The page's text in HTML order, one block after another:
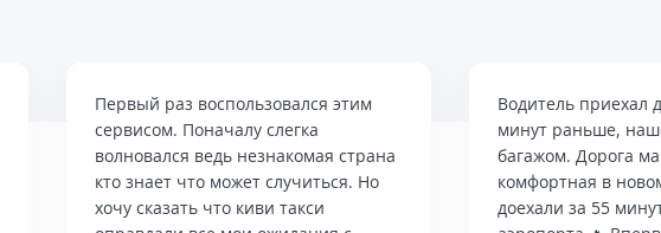
Первый раз воспользовался этим
сервисом. Поначалу слегка
волновался ведь незнакомая страна
кто знает что может случиться. Но
хочу сказать что киви такси
Водитель приехал
минут раньше,
багажом. Дорога
комфортная в
доехали за 55